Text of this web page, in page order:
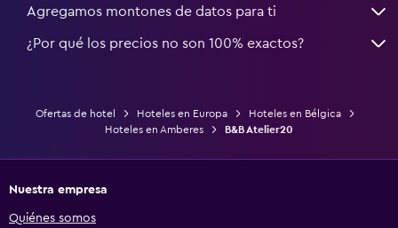
Agregamos montones de datos para ti
¿Por qué los precios no son 100% exactos?
Ofertas de hotel Hoteles en Europa
Hoteles en Bélgica
Hoteles en Amberes
B&B Atelier20
Nuestra empresa
Quiénes somos